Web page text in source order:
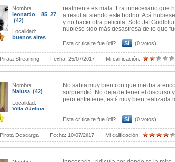
Nombre:
leonardo__85_27
(42)
Localidad:
buenos aires
realmente es mala. Era innecesario que
a resultar siendo este bodrio. Acá
y no hacer otra pelicula. Solo Jef
hubiese sido más desastrosa de lo que
Esta crítica te fue útil? Sí (0 votos)
Pirata Streaming Fecha:25/07/2017 Mi calificación:
Nombre:
Nalusa (42)
Localidad:
Villa Adelina
No sabia muy bien con que me iba a
sorprendió. No deja de tener el discurso
pero entretiene, está muy bien realizada
Esta crítica te fue útil? Sí (0 votos)
Pirata Descarga Fecha: 10/07/2017 Mi calificación: